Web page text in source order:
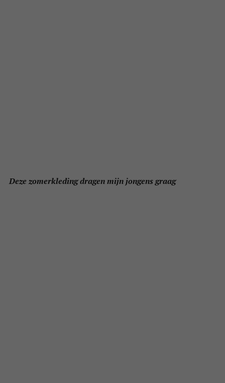
Deze zomerkleding dragen mijn jongens graag